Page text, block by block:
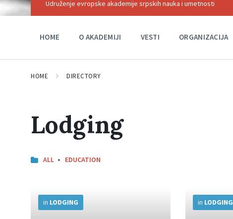
Udruženje evropske akademije srpskih nauka i umetnosti
HOME O AKADEMIJI VESTI ORGANIZACIJA
HOME DIRECTORY
Lodging
ALL EDUCATION
in LODGING
Info
in LODGING
Info